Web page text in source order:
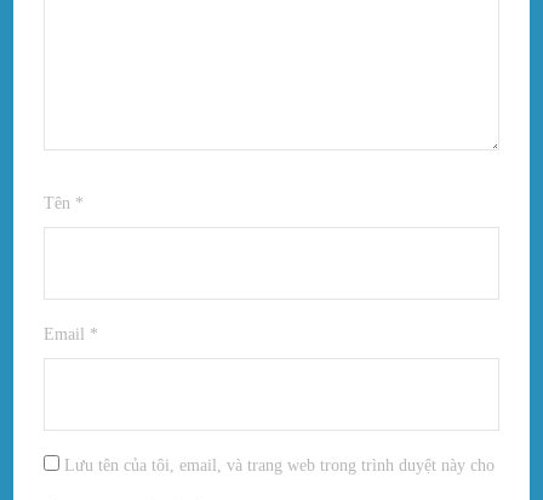
Tên *
Email *
Lưu tên của tôi, email, và trang web trong trình duyệt này cho